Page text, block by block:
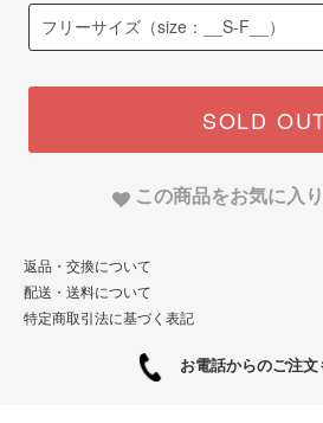
SOLD
この商品をお気に入
返品・交換について
配送・送料について
特定商取引法に基づく表記
お電話からのご注文